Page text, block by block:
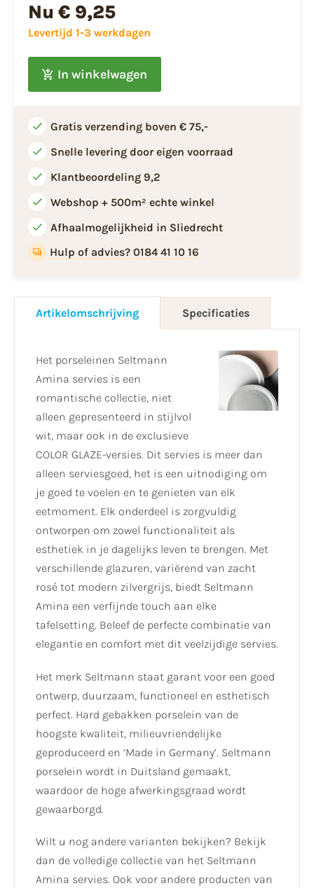
Nu € 9,25
Levertijd 1-3 werkdagen
In winkelwagen
Gratis verzending boven € 75,-
Snelle levering door eigen voorraad
Klantbeoordeling 9,2
Webshop + 500m² echte winkel
Afhaalmogelijkheid in Sliedrecht
Hulp of advies? 0184 41 10 16
Artikelomschrijving Specificaties
Het porseleinen Seltmann
Amina servies is een
romantische collectie, niet
alleen gepresenteerd in stijlvol
wit, maar ook in de exclusieve
COLOR GLAZE-versies. Dit servies is meer dan
alleen serviesgoed, het is een uitnodiging om
je goed te voelen en te genieten van elk
eetmoment. Elk onderdeel is zorgvuldig
ontworpen om zowel functionaliteit als
esthetiek in je dagelijks leven te brengen. Met
verschillende glazuren, variërend van zacht
rosé tot modern zilvergrijs, biedt Seltmann
Amina een verfijnde touch aan elke
tafelsetting. Beleef de perfecte combinatie van
elegantie en comfort met dit veelzijdige servies.
Het merk Seltmann staat garant voor een goed
ontwerp, duurzaam, functioneel en esthetisch
perfect. Hard gebakken porselein van de
hoogste kwaliteit, milieuvriendelijke
geproduceerd en ‘Made in Germany’. Seltmann
porselein wordt in Duitsland gemaakt,
waardoor de hoge afwerkingsgraad wordt
gewaarborgd.
Wilt u nog andere varianten bekijken? Bekijk
dan de volledige collectie van het Seltmann
Amina servies. Ook voor andere producten van